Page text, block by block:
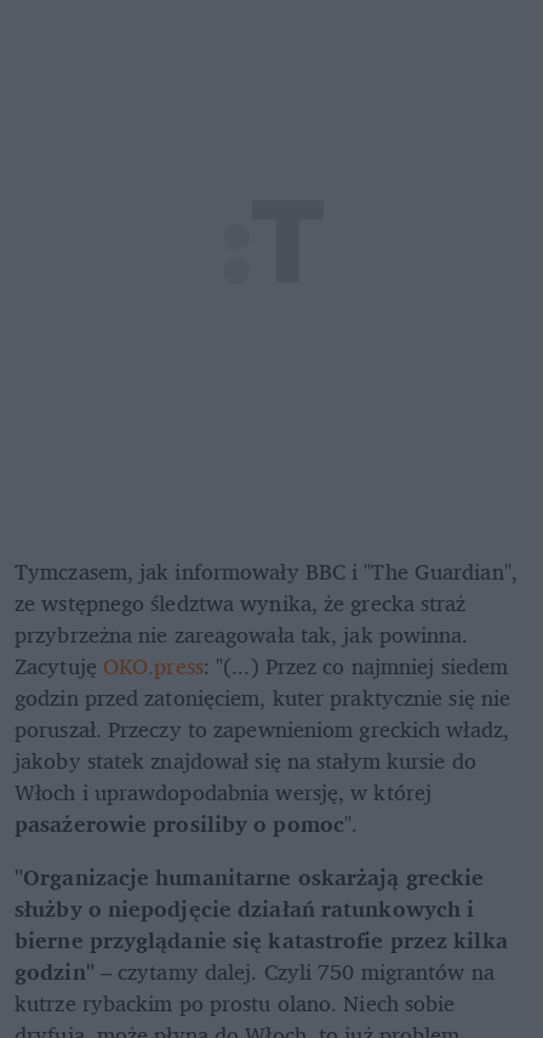
Tymczasem, jak informowały BBC i "The Guardian",
ze wstępnego śledztwa wynika, że grecka straż
przybrzeżna nie zareagowała tak, jak powinna.
Zacytuję OKO.press: "(...) Przez co najmniej siedem
godzin przed zatonięciem, kuter praktycznie się nie
poruszał. Przeczy to zapewnieniom greckich władz,
jakoby statek znajdował się na stałym kursie do
pasażerowie prosiliby o pomoc".
"Organizacje humanitarne oskarżają greckie
służby o niepodjęcie działań ratunkowych i
bierne przyglądanie się katastrofie przez kilka
godzin" – czytamy dalej. Czyli 750 migrantów na
kutrze rybackim po prostu olano. Niech sobie